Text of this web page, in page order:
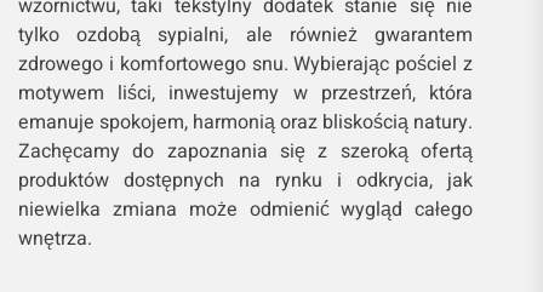
wzornictwu, taki tekstylny dodatek stanie się nie
tylko ozdobą sypialni, ale również gwarantem
zdrowego i komfortowego snu. Wybierając pościel z
motywem liści, inwestujemy w przestrzeń, która
emanuje spokojem, harmonią oraz bliskością natury.
Zachęcamy do zapoznania się z szeroką ofertą
produktów dostępnych na rynku i odkrycia, jak
niewielka zmiana może odmienić wygląd całego
wnętrza.